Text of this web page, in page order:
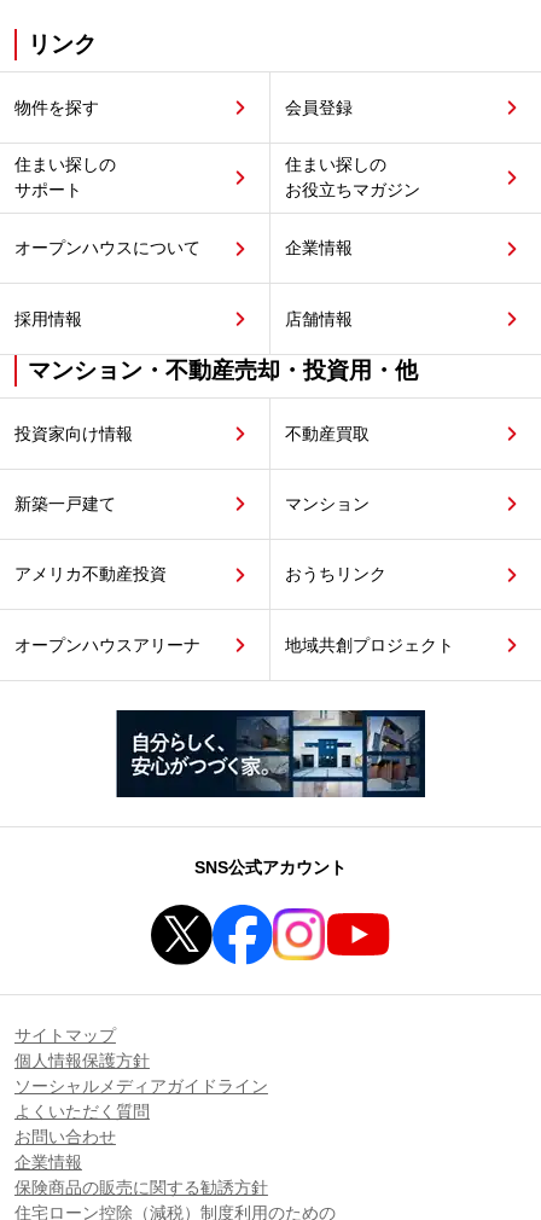
リンク
物件を探す 会員登録
住まい探しの
サポート
住まい探しの
お役立ちマガジン
オープンハウスについて 企業情報
採用情報 店舗情報
マンション・不動産売却・投資用・他
投資家向け情報 不動産買取
新築一戸建て マンション
アメリカ不動産投資 おうちリンク
オープンハウスアリーナ 地域共創プロジェクト
SNS公式アカウント
サイトマップ
個人情報保護方針
ソーシャルメディアガイドライン
よくいただく質問
お問い合わせ
企業情報
保険商品の販売に関する勧誘方針
住宅ローン控除（減税）制度利用のための